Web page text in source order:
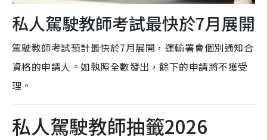
私人駕駛教師考試最快於7月展開
駕駛教師考試預計最快於7月展開，運輸署會個別通知合
資格的申請人。如執照全數發出，餘下的申請將不獲受
理。
私人駕駛教師抽籤2026